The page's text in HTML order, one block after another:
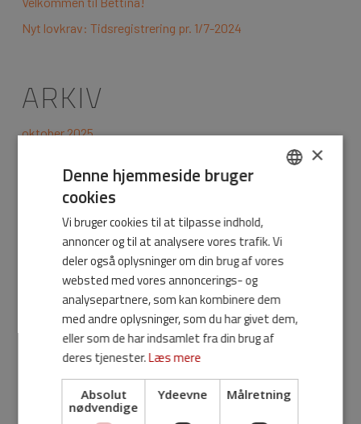
Nyt lovkrav: Tidsregistrering pr. 1/7-2024
ARKIV
oktober 2025
december 2024
februar 2024
oktober 2023
september 2023
maj 2023
marts 2023
januar 2023
december 2022
×
Denne hjemmeside bruger
cookies
Vi bruger cookies til at tilpasse indhold,
annoncer og til at analysere vores trafik. Vi
deler også oplysninger om din brug af vores
websted med vores annoncerings- og
analysepartnere, som kan kombinere dem
med andre oplysninger, som du har givet dem,
eller som de har indsamlet fra din brug af
deres tjenester.Læs mere
Absolut
nødvendige
Ydeevne Målretning